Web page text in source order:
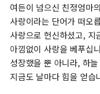
여든이 넘으신 친정엄마
사랑이라는 단어가 떠오
사랑으로 헌신하셨고, 지
아낌없이 사랑을 베푸십
성장했을 뿐 아니라, 하
지금도 날마다 힘을 얻습